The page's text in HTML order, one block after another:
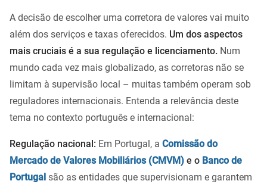
A decisão de escolher uma corretora de valores vai muito
além dos serviços e taxas oferecidos. Um dos aspectos
mais cruciais é a sua regulação e licenciamento. Num
mundo cada vez mais globalizado, as corretoras não se
limitam à supervisão local – muitas também operam sob
reguladores internacionais. Entenda a relevância deste
tema no contexto português e internacional:
Regulação nacional: Em Portugal, a Comissão do
Mercado de Valores Mobiliários (CMVM) e o Banco de
Portugal são as entidades que supervisionam e garantem